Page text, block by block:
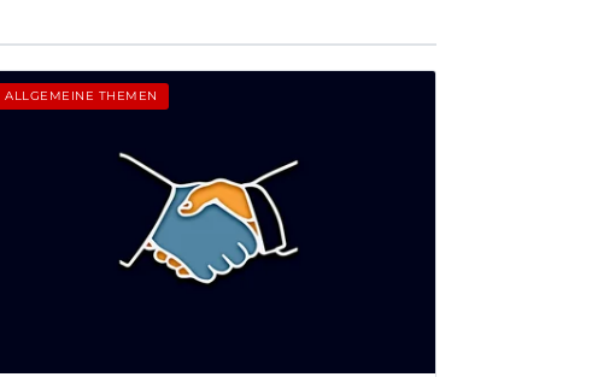
ALLGEMEINE THEMEN